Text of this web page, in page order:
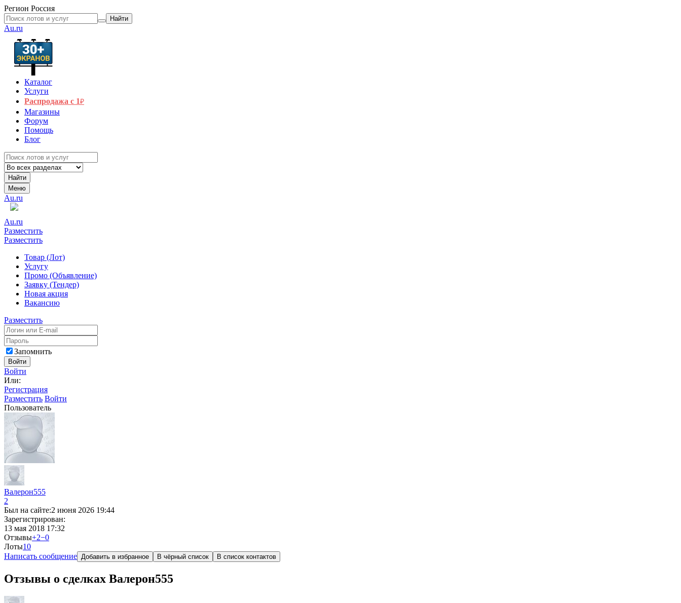
Регион Россия
Найти
Au.ru
Каталог
Услуги
Распродажа с 1₽
Магазины
Форум
Помощь
Блог
Найти
Меню
Au.ru
Au.ru
Разместить
Разместить
Товар (Лот)
Услугу
Промо (Объявление)
Заявку (Тендер)
Новая акция
Вакансию
Разместить
Запомнить
Войти
Войти
Или:
Регистрация
Разместить Войти
Пользователь
Валерон555
2
Был на сайте:2 июня 2026 19:44
Зарегистрирован:
13 мая 2018 17:32
Отзывы+2−0
Лоты10
Написать сообщение Добавить в избранное В чёрный список В список контактов
Отзывы о сделках Валерон555